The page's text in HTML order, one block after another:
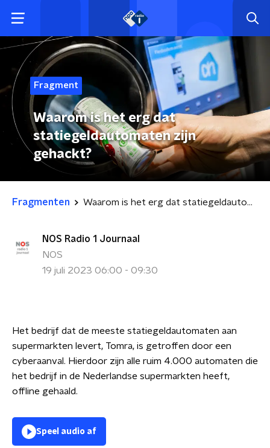
Fragment
Waarom is het erg dat
statiegeldautomaten zijn
gehackt?
Fragmenten Waarom is het erg dat statiegeldautomaten zijn gehackt?
NOS Radio 1 Journaal
NOS
19 juli 2023 06:00 - 09:30
Het bedrijf dat de meeste statiegeldautomaten aan
supermarkten levert, Tomra, is getroffen door een
cyberaanval. Hierdoor zijn alle ruim 4.000 automaten die
het bedrijf in de Nederlandse supermarkten heeft,
offline gehaald.
Speel audio af